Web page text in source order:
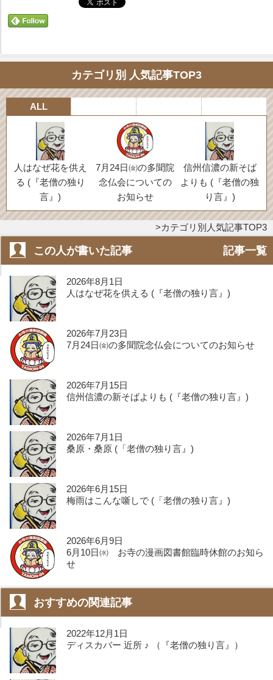
カテゴリ別 人気記事TOP3
ALL
人はなぜ花を供え
る (『老僧の独り
言』)
7月24日㈮の多聞院
念仏会についての
お知らせ
信州信濃の新そば
よりも (『老僧の独
り言』)
カテゴリ別人気記事TOP3
この人が書いた記事 記事一覧
2026年8月1日
人はなぜ花を供える (『老僧の独り言』)
2026年7月23日
7月24日㈮の多聞院念仏会についてのお知らせ
2026年7月15日
信州信濃の新そばよりも (『老僧の独り言』)
2026年7月1日
桑原・桑原 (「老僧の独り言』)
2026年6月15日
梅雨はこんな噺しで (「老僧の独り言』)
2026年6月9日
6月10日㈬ お寺の漫画図書館臨時休館のお知ら
せ
おすすめの関連記事
2022年12月1日
ディスカバー 近所 ♪ （『老僧の独り言』）